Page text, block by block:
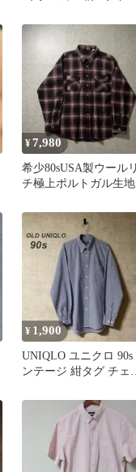
¥7,980
希少80sUSA製ウール
チ極上ポルトガル生
XXL
¥ 1,900
UNIQLO ユニクロ 90s
ンテージ 紺タグ チェ